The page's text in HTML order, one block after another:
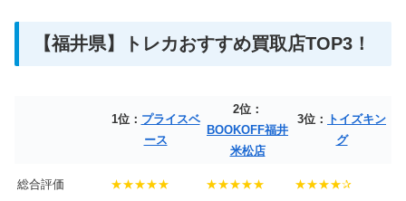
【福井県】トレカおすすめ買取店TOP3！
1位： プライスベ
ース
2位：
BOOKOFF福井
米松店
3位： トイズキン
グ
総合評価 ★★★★★ ★★★★★ ★★★★✰